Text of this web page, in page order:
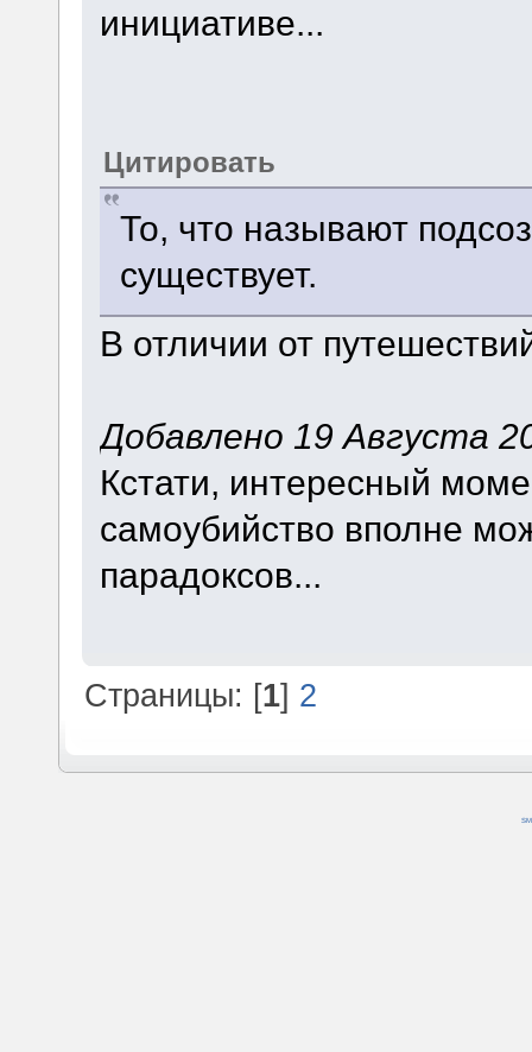
инициативе...
Цитировать
То, что называют
существует.
В отличии от
Добавлено 19 Августа
Кстати, интересный
самоубийство вполне
парадоксов...
Страницы: [1] 2